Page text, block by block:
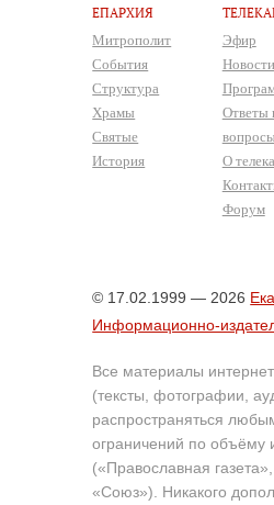
ЕПАРХИЯ
Митрополит
События
Структура
Храмы
Святые
История
Эфир
Новости
Ответы
вопросы
О
Форум
© 17.02.1999 — 2026
Информационно-
Все материалы
(тексты, фотографии,
распространяться
ограничений по объёму
(«Православная
«Союз»). Никакого